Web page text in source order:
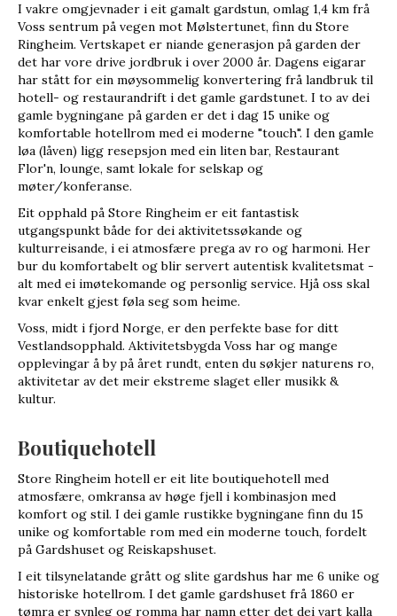
I vakre omgjevnader i eit gamalt gardstun, omlag 1,4 km frå
Voss sentrum på vegen mot Mølstertunet, finn du Store
Ringheim. Vertskapet er niande generasjon på garden der
det har vore drive jordbruk i over 2000 år. Dagens eigarar
har stått for ein møysommelig konvertering frå landbruk til
hotell- og restaurandrift i det gamle gardstunet. I to av dei
gamle bygningane på garden er det i dag 15 unike og
komfortable hotellrom med ei moderne "touch". I den gamle
løa (låven) ligg resepsjon med ein liten bar, Restaurant
Flor'n, lounge, samt lokale for selskap og
møter/konferanse.
Eit opphald på Store Ringheim er eit fantastisk
utgangspunkt både for dei aktivitetssøkande og
kulturreisande, i ei atmosfære prega av ro og harmoni. Her
bur du komfortabelt og blir servert autentisk kvalitetsmat -
alt med ei imøtekomande og personlig service. Hjå oss skal
kvar enkelt gjest føla seg som heime.
Voss, midt i fjord Norge, er den perfekte base for ditt
Vestlandsopphald. Aktivitetsbygda Voss har og mange
opplevingar å by på året rundt, enten du søkjer naturens ro,
aktivitetar av det meir ekstreme slaget eller musikk &
kultur.
Boutiquehotell
Store Ringheim hotell er eit lite boutiquehotell med
atmosfære, omkransa av høge fjell i kombinasjon med
komfort og stil. I dei gamle rustikke bygningane finn du 15
unike og komfortable rom med ein moderne touch, fordelt
på Gardshuset og Reiskapshuset.
I eit tilsynelatande grått og slite gardshus har me 6 unike og
historiske hotellrom. I det gamle gardshuset frå 1860 er
tømra er synleg og romma har namn etter det dei vart kalla